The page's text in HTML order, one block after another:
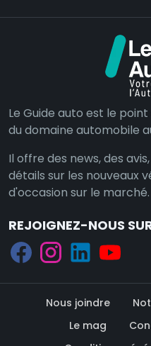
Le Guide auto est le
du domaine automobile
Il offre des news, des
détails sur les nouveaux
d'occasion sur le marché.
REJOIGNEZ-NOUS
Nous joindre
Le mag